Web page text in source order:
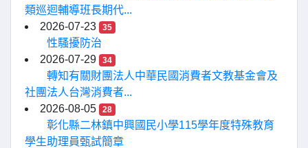
類巡迴輔導班長期代...
2026-07-23
35
性騷擾防治
2026-07-29
34
轉知有關財團法人中華民國消費者文教基金會及
社團法人台灣消費者...
2026-08-05
28
彰化縣二林鎮中興國民小學115學年度特殊教育
學生助理員甄試簡章